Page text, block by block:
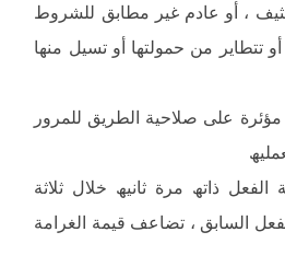
، أو عادم غیر مطابق للشروط
أو تتطایر من حمولتھا أو تسیل منھا
على صلاحیة الطریق للمرور
الفعل ذاتھ مرة ثانیھ خلال ثلاثة
السابق ، تضاعف قیمة الغرامة